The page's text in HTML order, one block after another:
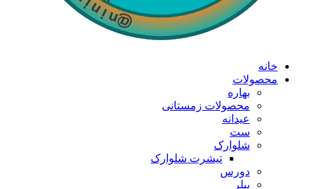
خانه
محصولات
بهاره
محصولات زمستانی
عیدانه
ست
شلوارک
تیشرت شلوارک
دورس
بیلر